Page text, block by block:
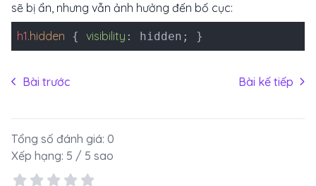
sẽ bị ẩn, nhưng vẫn ảnh hưởng đến bố cục:
h1.hidden { visibility : hidden; }
Bài trước Bài kế tiếp
Tổng số đánh giá: 0
Xếp hạng: 5 / 5 sao